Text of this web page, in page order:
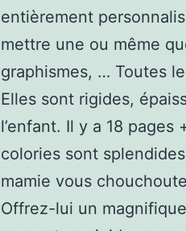
entièrement
mettre une ou même
graphismes, … Toutes
Elles sont rigides,
l’enfant. Il y a 18
colories sont
mamie vous
Offrez-lui un